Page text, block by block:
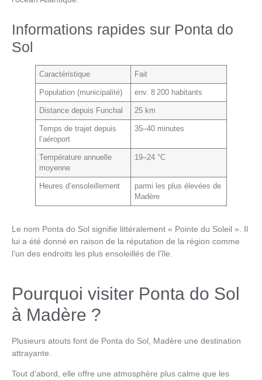
Informations rapides sur Ponta do
Sol
Caractéristique Fait
Population (municipalité) env. 8 200 habitants
Distance depuis Funchal 25 km
Temps de trajet depuis
l’aéroport
35–40 minutes
Température annuelle
moyenne
19–24 °C
Heures d’ensoleillement
parmi les plus élevées de
Madère
Le nom Ponta do Sol signifie littéralement « Pointe du Soleil ». Il
lui a été donné en raison de la réputation de la région comme
l’un des endroits les plus ensoleillés de l’île.
Pourquoi visiter Ponta do Sol
à Madère ?
Plusieurs atouts font de Ponta do Sol, Madère une destination
attrayante.
Tout d’abord, elle offre une atmosphère plus calme que les